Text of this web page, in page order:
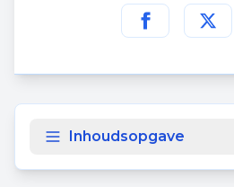
Deel deze
Inhoudsopgave